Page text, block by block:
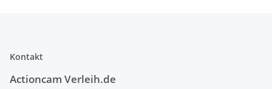
Kontakt
Actioncam Verleih.de